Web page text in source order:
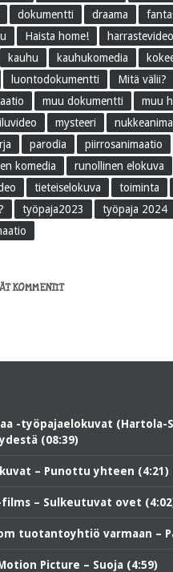
dokumentti draama
Haista home! harrastevideo
kauhu kauhukomedia
luontodokumentti Mitä välii?
muu dokumentti
muu
mysteeri
parodia piirrosanimaatio
komedia
runollinen elokuva
tieteiselokuva toiminta
työpaja2023 työpaja 2024
KOMMENTIT
-työpajaelokuvat (Hartola-
(08:39)
– Punottu yhteen (4:21)
– Sulkeutuvat ovet
tuotantoyhtiö varmaan –
Picture – Suoja (4:59)